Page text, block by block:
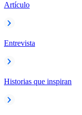
Artículo
Entrevista
Historias que inspiran